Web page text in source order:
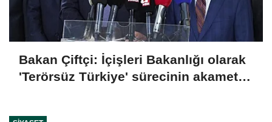
Bakan Çiftçi: İçişleri Bakanlığı olarak
'Terörsüz Türkiye' sürecinin akamete